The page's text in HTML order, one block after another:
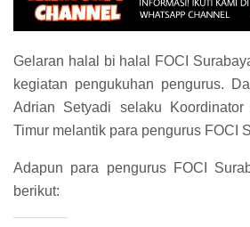
Gelaran halal bi halal FOCI
kegiatan pengukuhan pengurus.
Adrian Setyadi selaku
Timur melantik para pengurus FOCI
Adapun para pengurus FOCI
berikut: